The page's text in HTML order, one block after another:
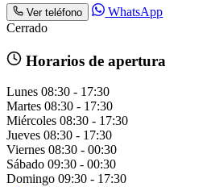
Ver teléfono
WhatsApp
Cerrado
Horarios de apertura
Lunes 08:30 - 17:30
Martes 08:30 - 17:30
Miércoles 08:30 - 17:30
Jueves 08:30 - 17:30
Viernes 08:30 - 00:30
Sábado 09:30 - 00:30
Domingo 09:30 - 17:30